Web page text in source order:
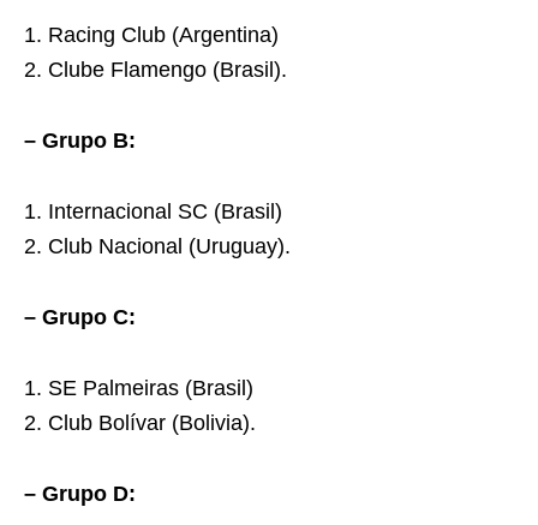
1. Racing Club (Argentina)
2. Clube Flamengo (Brasil).
– Grupo B:
1. Internacional SC (Brasil)
2. Club Nacional (Uruguay).
– Grupo C:
1. SE Palmeiras (Brasil)
2. Club Bolívar (Bolivia).
– Grupo D: